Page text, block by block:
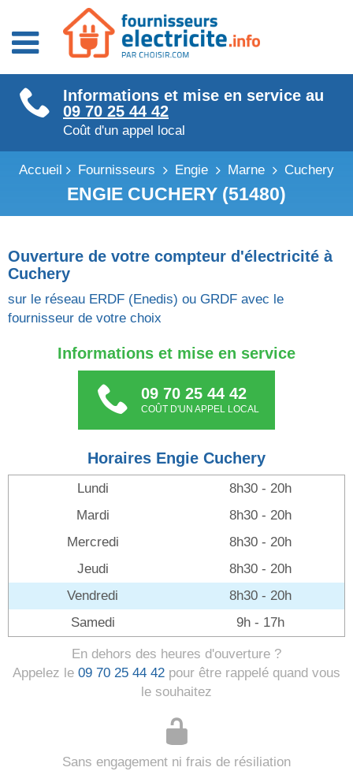
Fournisseurs énergie
Fournisseurs électricité
Fournisseurs gaz
Informations et mise en service au
09 70 25 44 42
Coût d'un appel local
Accueil Fournisseurs Engie Marne Cuchery
ENGIE CUCHERY (51480)
Ouverture de votre compteur d'électricité à
Cuchery
sur le réseau ERDF (Enedis) ou GRDF avec le
fournisseur de votre choix
Informations et mise en service
09 70 25 44 42
COÛT D'UN APPEL LOCAL
Horaires Engie Cuchery
Lundi
8h30 - 20h
Mardi
8h30 - 20h
Mercredi
8h30 - 20h
Jeudi
8h30 - 20h
Vendredi
8h30 - 20h
Samedi
9h - 17h
En dehors des heures d'ouverture ?
Appelez le 09 70 25 44 42 pour être rappelé quand vous
le souhaitez
Sans engagement ni frais de résiliation